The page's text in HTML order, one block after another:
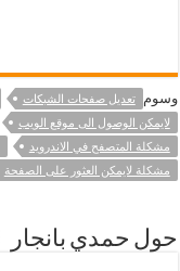
وسوم تعديل صفحات الشبكات
لايمكن الوصول الى موقع الويب
مشكلة المتصفح في الاندرويد
مشكلة لايمكن العثور على الصفحة
حول حمدي بانجار